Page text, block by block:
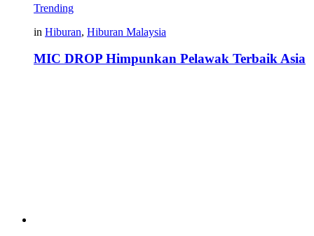
Trending
in Hiburan, Hiburan Malaysia
MIC DROP Himpunkan Pelawak Terbaik Asia